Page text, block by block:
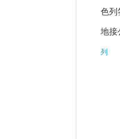
色列
地接
列